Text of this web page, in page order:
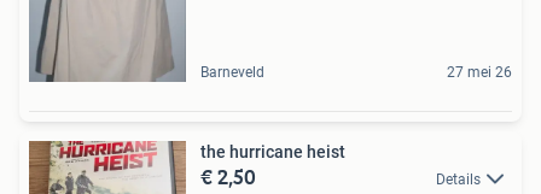
Barneveld 27 mei 26
the hurricane heist
€ 2,50 Details